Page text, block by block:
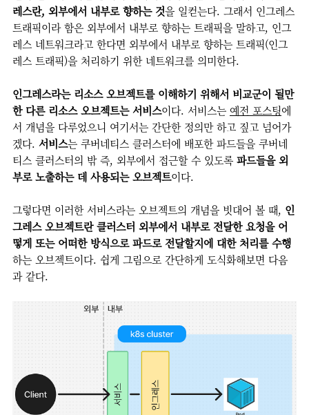
레스란, 외부에서 내부로 향하는 것을 일컫는다. 그래서 인그레스
트래픽이라 함은 외부에서 내부로 향하는 트래픽을 말하고, 인그
레스 네트워크라고 한다면 외부에서 내부로 향하는 트래픽(인그
레스 트래픽)을 처리하기 위한 네트워크를 의미한다.
인그레스라는 리소스 오브젝트를 이해하기 위해서 비교군이 될만
한 다른 리소스 오브젝트는 서비스이다. 서비스는 예전 포스팅에
서 개념을 다루었으니 여기서는 간단한 정의만 하고 짚고 넘어가
겠다. 서비스는 쿠버네티스 클러스터에 배포한 파드들을 쿠버네
티스 클러스터의 밖 즉, 외부에서 접근할 수 있도록 파드들을 외
부로 노출하는 데 사용되는 오브젝트이다.
그렇다면 이러한 서비스라는 오브젝트의 개념을 빗대어 볼 때, 인
그레스 오브젝트란 클러스터 외부에서 내부로 전달한 요청을 어
떻게 또는 어떠한 방식으로 파드로 전달할지에 대한 처리를 수행
하는 오브젝트이다. 쉽게 그림으로 간단하게 도식화해보면 다음
과 같다.